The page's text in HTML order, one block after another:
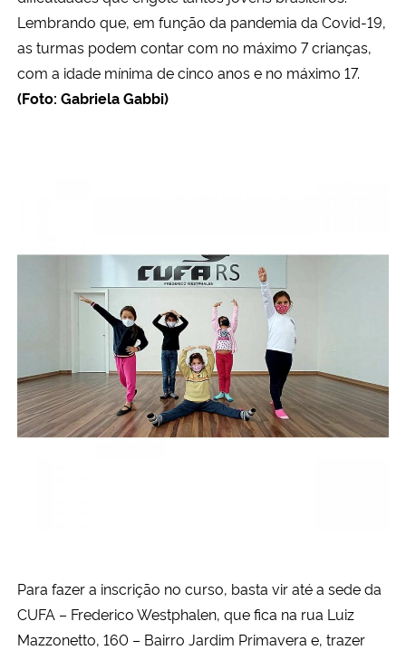
Lembrando que, em função da pandemia da Covid-19,
as turmas podem contar com no máximo 7 crianças,
com a idade mínima de cinco anos e no máximo 17.
(Foto: Gabriela Gabbi)
Para fazer a inscrição no curso, basta vir até a sede da
CUFA – Frederico Westphalen, que fica na rua Luiz
Mazzonetto, 160 – Bairro Jardim Primavera e, trazer